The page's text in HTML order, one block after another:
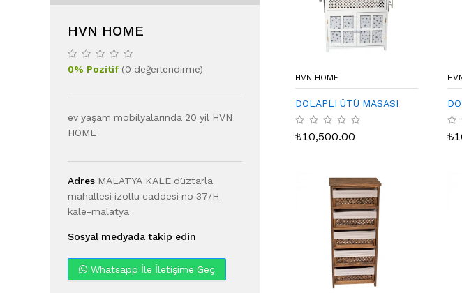
HVN HOME
0% Pozitif(0 değerlendirme)
ev yaşam mobilyalarında 20 yil HVN
HOME
Adres MALATYA KALE düztarla
mahallesi izollu caddesi no 37/H
kale-malatya
Sosyal medyada takip edin
Whatsapp İle İletişime Geç
HVN HOME
DOLAPLI ÜTÜ MASASI
₺10,500.00 ₺